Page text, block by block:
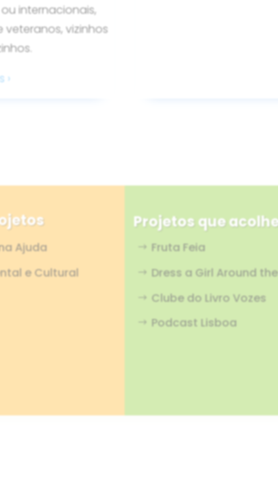
internacionais,
veteranos, vizinhos
›
Ajuda
e Cultural
Projetos que
Fruta Feia
Dress a Girl Around
Clube do Livro Vozes
Podcast Lisboa